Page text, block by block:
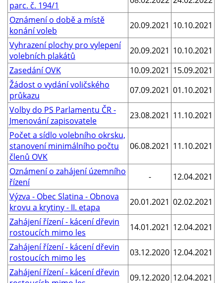
parc. č. 194/1
Oznámení o době a místě
konání voleb
20.09.2021 10.10.2021
Vyhrazení plochy pro vylepení
volebních plakátů
20.09.2021 10.10.2021
Zasedání OVK
10.09.2021 15.09.2021
Žádost o vydání voličského
průkazu
07.09.2021 01.10.2021
Volby do PS Parlamentu ČR -
Jmenování zapisovatele
23.08.2021 11.10.2021
Počet a sídlo volebního okrsku,
stanovení minimálního počtu
členů OVK
06.08.2021 11.10.2021
Oznámení o zahájení územního
řízení
-
12.04.2021
Výzva - Obec Slatina - Obnova
krovu a krytiny - II. etapa
20.01.2021 02.02.2021
Zahájení řízení - kácení dřevin
rostoucích mimo les
14.01.2021 12.04.2021
Zahájení řízení - kácení dřevin
rostoucích mimo les
03.12.2020 12.04.2021
Zahájení řízení - kácení dřevin
09.12.2020 12.04.2021